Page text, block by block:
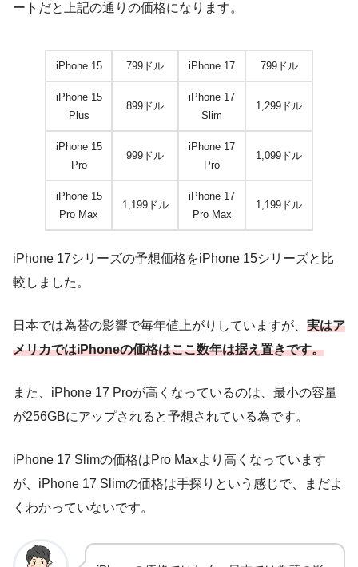
ートだと上記の通りの価格になります。
iPhone 15 799ドル iPhone 17 799ドル
iPhone 15
Plus
899ドル
iPhone 17
Slim
1,299ドル
iPhone 15
Pro
999ドル
iPhone 17
Pro
1,099ドル
iPhone 15
Pro Max
1,199ドル
iPhone 17
Pro Max
1,199ドル
iPhone 17シリーズの予想価格をiPhone 15シリーズと比
較しました。
日本では為替の影響で毎年値上がりしていますが、 実はア
メリカではiPhoneの価格はここ数年は据え置きです。
また、iPhone 17 Proが高くなっているのは、最小の容量
が256GBにアップされると予想されている為です。
iPhone 17 Slimの価格はPro Maxより高くなっています
が、iPhone 17 Slimの価格は手探りという感じで、まだよ
くわかっていないです。